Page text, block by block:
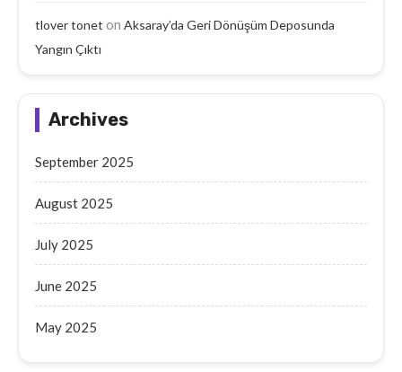
tlover tonet on Aksaray’da Geri Dönüşüm Deposunda
Yangın Çıktı
Archives
September 2025
August 2025
July 2025
June 2025
May 2025